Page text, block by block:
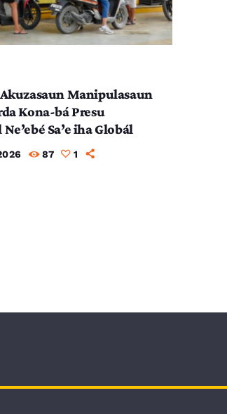
Manipulasaun
Kona-bá Presu
Sa’e iha Globál
87 1